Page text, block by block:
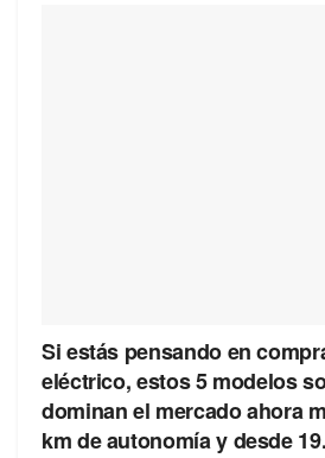
Si estás pensando en
eléctrico, estos 5 modelos
dominan el mercado ahora
km de autonomía y desde